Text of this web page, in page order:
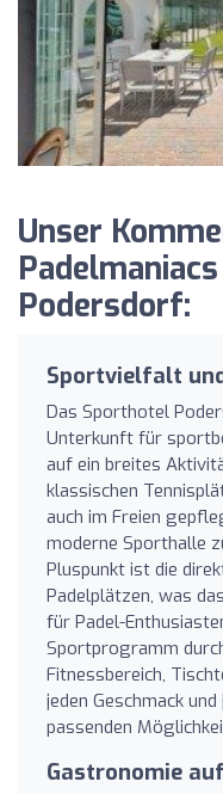
Unser
Podersdorf:
Sportvielfalt
Das Sporthotel
Unterkunft für
auf ein breites
klassischen
auch im Freien
moderne Sporthalle
Pluspunkt ist die
Padelplätzen, was
für Padel-
Sportprogramm
Fitnessbereich,
jeden Geschmack
passenden
Gastronomie